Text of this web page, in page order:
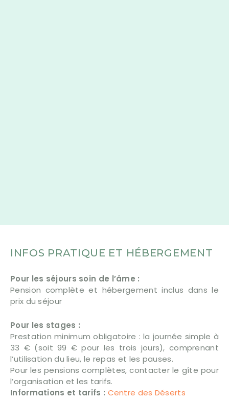
INFOS PRATIQUE ET HÉBERGEMENT
Pour les séjours soin de l’âme :
Pension complète et hébergement inclus dans le
prix du séjour
Pour les stages :
Prestation minimum obligatoire : la journée simple à
33 € (soit 99 € pour les trois jours), comprenant
l’utilisation du lieu, le repas et les pauses.
Pour les pensions complètes, contacter le gîte pour
l’organisation et les tarifs.
Informations et tarifs : Centre des Déserts